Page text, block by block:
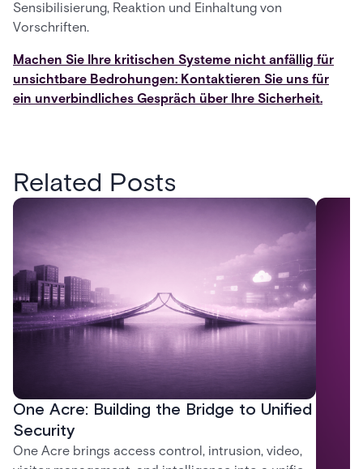
Sensibilisierung, Reaktion und Einhaltung von
Vorschriften.
Machen Sie Ihre kritischen Systeme nicht anfällig für
unsichtbare Bedrohungen: Kontaktieren Sie uns für
ein unverbindliches Gespräch über Ihre Sicherheit.
Related Posts
One Acre: Building the Bridge to Unified
Security
One Acre brings access control, intrusion, video,